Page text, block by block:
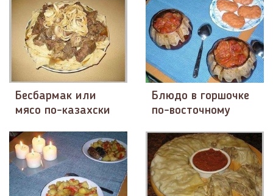
Бесбармак или
мясо по-казахски
Блюдо в горшочке
по-восточному